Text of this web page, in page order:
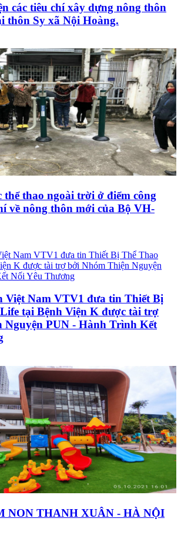
các tiêu chí xây dựng nông thôn
thôn Sy xã Nội Hoàng.
thể thao ngoài trời ở điểm công
về nông thôn mới của Bộ VH-
Việt Nam VTV1 đưa tin Thiết Bị
tại Bệnh Viện K được tài trợ
Nguyện PUN - Hành Trình Kết
NON THANH XUÂN - HÀ NỘI